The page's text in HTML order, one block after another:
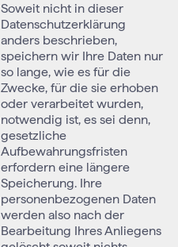
Soweit nicht in dieser
Datenschutzerklärung
anders beschrieben,
speichern wir Ihre Daten nur
so lange, wie es für die
Zwecke, für die sie erhoben
oder verarbeitet wurden,
notwendig ist, es sei denn,
gesetzliche
Aufbewahrungsfristen
erfordern eine längere
Speicherung. Ihre
personenbezogenen Daten
werden also nach der
Bearbeitung Ihres Anliegens